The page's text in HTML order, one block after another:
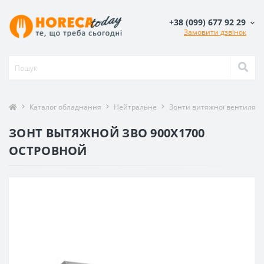
+38 (099) 677 92 29
Замовити дзвінок
Каталог обладнання Нейтральне Зонти витяжної вентиляції
ЗОНТ ВЫТЯЖНОЙ ЗВО 900X1700
ОСТРОВНОЙ